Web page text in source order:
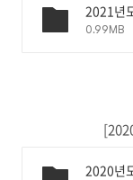
2021년
0.99MB
2020년